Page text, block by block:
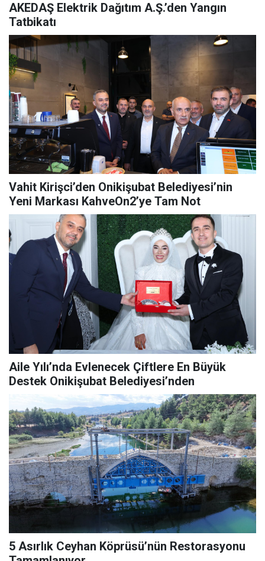
AKEDAŞ Elektrik Dağıtım A.Ş.’den Yangın
Tatbikatı
Vahit Kirişci’den Onikişubat Belediyesi’nin
Yeni Markası KahveOn2’ye Tam Not
Aile Yılı’nda Evlenecek Çiftlere En Büyük
Destek Onikişubat Belediyesi’nden
5 Asırlık Ceyhan Köprüsü’nün Restorasyonu